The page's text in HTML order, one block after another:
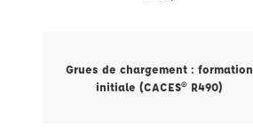
Grues de chargement : formation
initiale (CACES® R490)